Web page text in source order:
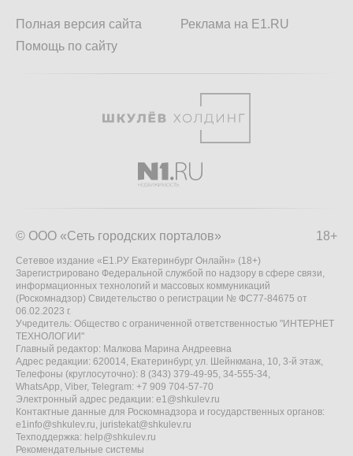
Полная версия сайта
Помощь по сайту
Реклама на E1.RU
18+
© ООО «Сеть городских порталов»
Сетевое издание «Е1.РУ Екатеринбург Онлайн» (18+)
Зарегистрировано Федеральной службой по надзору в сфере связи,
информационных технологий и массовых коммуникаций
(Роскомнадзор) Свидетельство о регистрации № ФС77-84675 от
06.02.2023 г.
Учредитель: Общество с ограниченной ответственностью "ИНТЕРНЕТ
ТЕХНОЛОГИИ"
Главный редактор: Малкова Марина Андреевна
Адрес редакции: 620014, Екатеринбург, ул. Шейнкмана, 10, 3-й этаж,
Телефоны (круглосуточно): 8 (343) 379-49-95, 34-555-34,
WhatsApp, Viber, Telegram: +7 909 704-57-70
Электронный адрес редакции: e1@shkulev.ru
Контактные данные для Роскомнадзора и государственных органов:
e1info@shkulev.ru, juristekat@shkulev.ru
Техподдержка: help@shkulev.ru
Рекомендательные системы